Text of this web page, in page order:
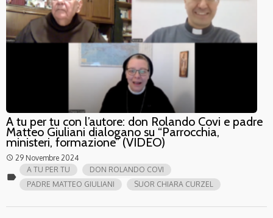
A tu per tu con l’autore: don Rolando Covi e padre
Matteo Giuliani dialogano su “Parrocchia,
ministeri, formazione” (VIDEO)
access_time 29 Novembre 2024
label
A TU PER TU
DON ROLANDO COVI
PADRE MATTEO GIULIANI
SUOR CHIARA CURZEL